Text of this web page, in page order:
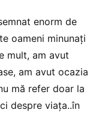
enorm de
oameni minunați
mult, am avut
am avut ocazia
mă refer doar la
despre viața..în